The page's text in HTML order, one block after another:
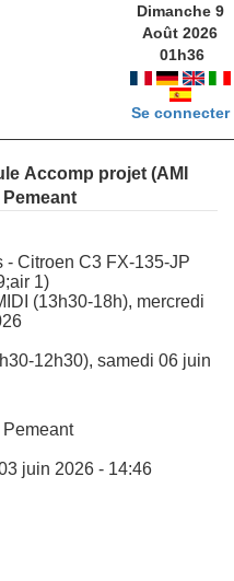
Dimanche 9
Août 2026
01h36
Se connecter
C3 FX-135-JP
1)
(13h30-18h), mercredi
12h30), samedi 06 juin
Pemeant
juin 2026 - 14:46